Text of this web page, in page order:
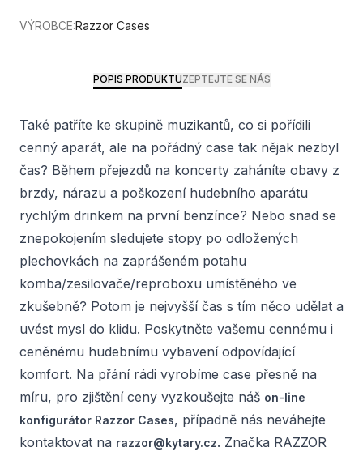
VÝROBCE:Razzor Cases
POPIS PRODUKTUZEPTEJTE SE NÁS
Také patříte ke skupině muzikantů, co si pořídili
cenný aparát, ale na pořádný case tak nějak nezbyl
čas? Během přejezdů na koncerty zaháníte obavy z
brzdy, nárazu a poškození hudebního aparátu
rychlým drinkem na první benzínce? Nebo snad se
znepokojením sledujete stopy po odložených
plechovkách na zaprášeném potahu
komba/zesilovače/reproboxu umístěného ve
zkušebně? Potom je nejvyšší čas s tím něco udělat a
uvést mysl do klidu. Poskytněte vašemu cennému i
ceněnému hudebnímu vybavení odpovídající
komfort. Na přání rádi vyrobíme case přesně na
míru, pro zjištění ceny vyzkoušejte náš on-line
konfigurátor Razzor Cases, případně nás neváhejte
kontaktovat na razzor@kytary.cz. Značka RAZZOR